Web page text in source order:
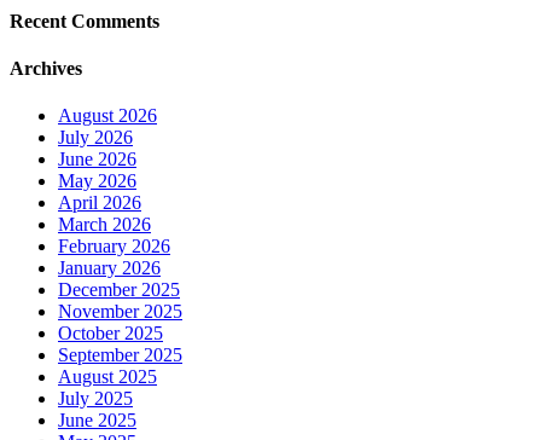
Recent Comments
Archives
August 2026
July 2026
June 2026
May 2026
April 2026
March 2026
February 2026
January 2026
December 2025
November 2025
October 2025
September 2025
August 2025
July 2025
June 2025